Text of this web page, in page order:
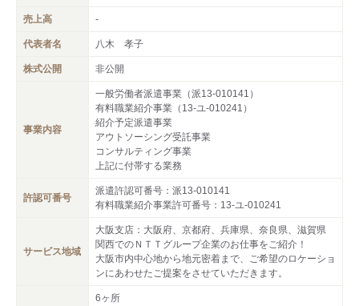
売上高 -
代表者名 八木 孝子
株式公開 非公開
事業内容
一般労働者派遣事業（派13-010141）
有料職業紹介事業（13-ユ-010241）
紹介予定派遣事業
アウトソーシング受託事業
コンサルティング事業
上記に付帯する業務
許認可番号
派遣許認可番号：派13-010141
有料職業紹介事業許可番号：13-ユ-010241
サービス地域
大阪支店：大阪府、京都府、兵庫県、奈良県、滋賀県
関西でのＮＴＴグループ企業のお仕事をご紹介！
大阪市内中心地から地元密着まで、ご希望のロケーショ
ンにあわせたご提案をさせていただきます。
6ヶ所